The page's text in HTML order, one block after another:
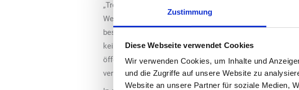
Zustimmung
Diese Webseite verwendet Cookies
Wir verwenden Cookies, um Inhalte und
und die Zugriffe auf unsere Website zu
Website an unsere Partner für soziale Medien,
„Trotz der positiven Trends dürfen wir nicht vergessen,
Wenn wir bis 2030 15 Millionen E-Autos und eine Million
beschleunigt werden.“ Besonders die öffentliche Hand
kein Geschäftsmodell, in dem die Privatwirtschaft mit
öffentlichen Ladepunkten, andererseits aber auch den
verbreiten und geladen werden können sollen, muss